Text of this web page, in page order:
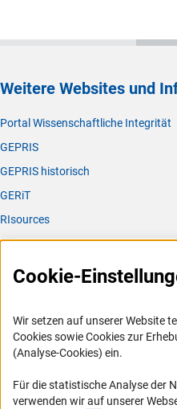
Weitere Websites und
Portal Wissenschaftliche Integrität
GEPRIS
GEPRIS historisch
GERiT
RIsources
Service
Presse
Karriere
Logo und Corporate Design
Compliance
Cookie-
Wir setzen auf unserer Website
Cookies sowie Cookies zur
(Analyse-Cookies) ein.
Für die statistische Analyse der
verwenden wir auf unserer